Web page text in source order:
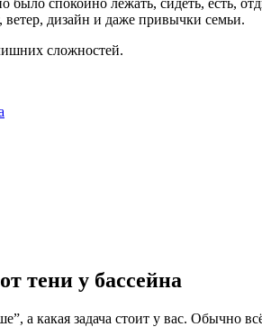
дизайн и даже привычки семьи.
сложностей.
тени у бассейна
а какая задача стоит у вас. Обычно